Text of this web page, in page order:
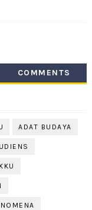
COMMENTS
ADAT BUDAYA